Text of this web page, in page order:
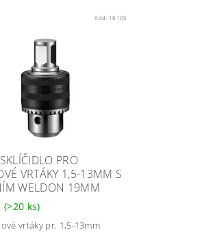
Kód: 18105
PRO
VRTÁKY 1,5-13MM S
WELDON 19MM
(>20 ks)
vrtáky pr. 1,5-13mm